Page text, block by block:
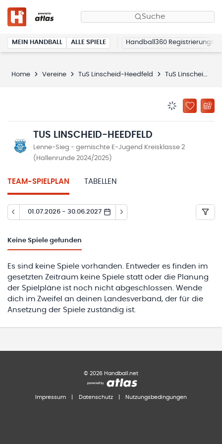
Suche
MEIN HANDBALL ALLE SPIELE Handball360 Registrierung
Home Vereine TuS Linscheid-Heedfeld TuS Linscheid-Heedfeld
ZU
TUS LINSCHEID-HEEDFELD
Lenne-Sieg - gemischte E-Jugend Kreisklasse 2
(Hallenrunde 2024/2025)
TEAM-SPIELPLAN TABELLEN
01.07.2026 - 30.06.2027
Keine Spiele gefunden
Es sind keine Spiele vorhanden. Entweder es finden im
gesetzten Zeitraum keine Spiele statt oder die Planung
der Spielpläne ist noch nicht abgeschlossen. Wende
dich im Zweifel an deinen Landesverband, der für die
Ansetzung der Spiele zuständig ist.
© 2026 Handball.net
Impressum Datenschutz Nutzungsbedingungen